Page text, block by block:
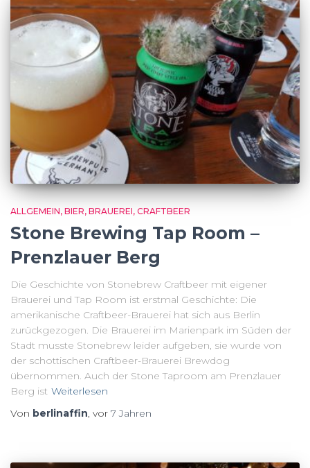
ALLGEMEIN BIER BRAUEREI CRAFTBEER
Stone Brewing Tap Room –
Prenzlauer Berg
Die Geschichte von Stonebrew Craftbeer mit eigener
Brauerei und Tap Room ist erstmal Geschichte: Die
amerikanische Craftbeer-Brauerei hat sich aus Berlin
zurückgezogen. Die Brauerei im Marienpark im Süden der
Stadt musste Stonebrew leider aufgeben, sie wurde von
der schottischen Craftbeer-Brauerei Brewdog
übernommen. Auch der Stone Taproom am Prenzlauer
Berg ist Weiterlesen
Von berlinaffin, vor 7 Jahren